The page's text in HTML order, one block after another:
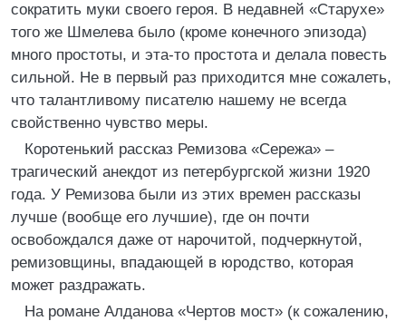
сократить муки своего героя. В недавней «Старухе»
того же Шмелева было (кроме конечного эпизода)
много простоты, и эта-то простота и делала повесть
сильной. Не в первый раз приходится мне сожалеть,
что талантливому писателю нашему не всегда
свойственно чувство меры.
Коротенький рассказ Ремизова «Сережа» –
трагический анекдот из петербургской жизни 1920
года. У Ремизова были из этих времен рассказы
лучше (вообще его лучшие), где он почти
освобождался даже от нарочитой, подчеркнутой,
ремизовщины, впадающей в юродство, которая
может раздражать.
На романе Алданова «Чертов мост» (к сожалению,